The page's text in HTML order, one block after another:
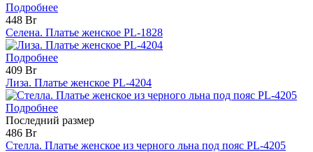
Подробнее
448 Br
Селена. Платье женское PL-1828
Подробнее
409 Br
Лиза. Платье женское PL-4204
Подробнее
Последний размер
486 Br
Стелла. Платье женское из черного льна под пояс PL-4205